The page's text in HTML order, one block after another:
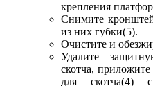
крепления
Снимите
из них губки(5).
Очистите и
Удалите
скотча,
для скотча(4)